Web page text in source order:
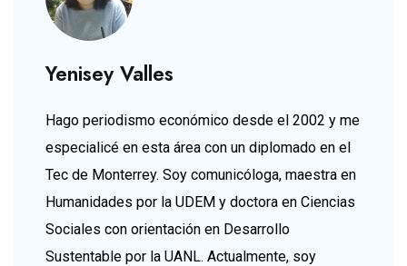
Yenisey Valles
Hago periodismo económico desde el 2002 y me
especialicé en esta área con un diplomado en el
Tec de Monterrey. Soy comunicóloga, maestra en
Humanidades por la UDEM y doctora en Ciencias
Sociales con orientación en Desarrollo
Sustentable por la UANL. Actualmente, soy